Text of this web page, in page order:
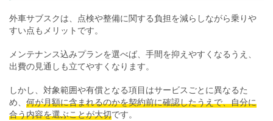
外車サブスクは、点検や整備に関する負担を減らしながら乗りや
すい点もメリットです。
メンテナンス込みプランを選べば、手間を抑えやすくなるうえ、
出費の見通しも立てやすくなります。
しかし、対象範囲や有償となる項目はサービスごとに異なるた
め、 何が月額に含まれるのかを契約前に確認したうえで、自分に
合う内容を選ぶことが大切です。